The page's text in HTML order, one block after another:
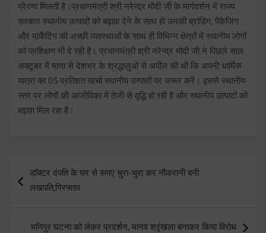
प्रेरणा मिलती है।प्रधानमंत्री श्री नरेन्द्र मोदी जी के मार्गदर्शन में राज्य
सरकार स्थानीय उत्पादों को बढ़ावा देने के साथ ही उनकी ब्रांडिंग, पैकेजिंग
और मार्केंटिंग की अच्छी व्यवस्थाओं के साथ ही विभिन्न क्षेत्रों में स्थानीय लोगों
को प्रशिक्षण भी दे रही है। प्रधानमंत्री श्री नरेन्द्र मोदी जी ने पिछले साल
अक्टूबर में माणा से देशभर के श्रद्धालुओं से अपील की थी कि अपनी धार्मिक
यात्रा का 05 प्रतिशत खर्चा स्थानीय उत्पादों पर जरूर करें। इससे स्थानीय
स्तर पर लोगों की आजीविका में तेजी से वृद्धि हो रही है और स्थानीय उत्पादों को
बढ़ावा मिल रहा है।
navigation
डाॅक्टर दंपति के घर से रूपए चुरा-चुरा कर नौकरानी बनी
लखपति,गिरफ्तार
मणिपुर घटना को लेकर प्रदर्शन, मानव श्रृंखला बनाकर किया विरोध